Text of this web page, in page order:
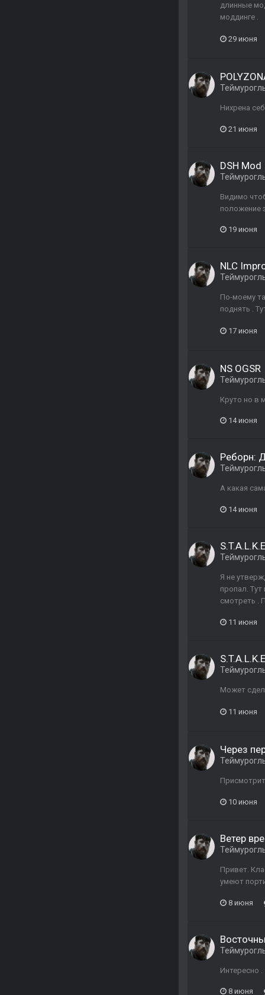
длинные
моддинге .
29 июня
Нихрена
21 июня
DSH Mod
Видимо
положение
19 июня
NLC
По-моему
поднять .
17 июня
NS OGSR
Круто но в
14 июня
Реборн:
А какая
14 июня
Я не
пропал.
смотреть .
11 июня
Может
11 июня
Через
10 июня
Ветер
Привет.
умеют
8 июня
Интересно .
8 июня